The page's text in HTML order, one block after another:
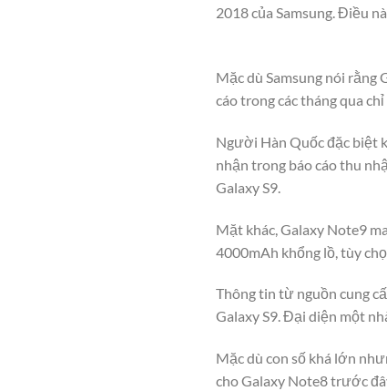
2018 của Samsung. Điều
Mặc dù Samsung nói rằng
cáo trong các tháng qua
Người Hàn Quốc đặc biệt
nhận trong báo cáo thu
Galaxy S9.
Mặt khác, Galaxy Note9
4000mAh khổng lồ, tùy
Thông tin từ nguồn cung
Galaxy S9. Đại diện một
Mặc dù con số khá lớn
cho Galaxy Note8 trước